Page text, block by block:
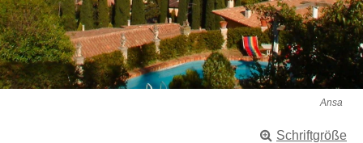
Ansa
Schriftgröße